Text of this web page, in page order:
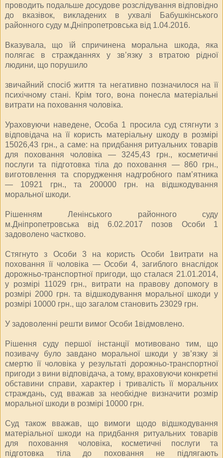
проводить подальше досудове розслідування відповідно
до вказівок, викладених в ухвалі Бабушкінського
районного суду м.Дніпропетровська від 1.04.2016.
Вказувала, що їй спричинена моральна шкода, яка
полягає в стражданнях у зв’язку з втратою рідної
людини, що порушило
звичайний спосіб життя та негативно позначилося на її
психічному стані. Крім того, вона понесла матеріальні
витрати на поховання чоловіка.
Ураховуючи наведене, Особа 1 просила суд стягнути з
відповідача на її користь матеріальну шкоду в розмірі
15026,43 грн., а саме: на придбання ритуальних товарів
для поховання чоловіка — 3245,43 грн., косметичні
послуги та підготовка тіла до поховання — 860 грн.,
виготовлення та спорудження надгробного пам’ятника
— 10921 грн., та 200000 грн. на відшкодування
моральної шкоди.
Рішенням Ленінського районного суду
м.Дніпропетровська від 6.02.2017 позов Особи 1
задоволено частково.
Стягнуто з Особи 3 на користь Особи 1витрати на
поховання її чоловіка — Особи 4, загиблого внаслідок
дорожньо-транспортної пригоди, що сталася 21.01.2014,
у розмірі 11029 грн., витрати на правову допомогу в
розмірі 2000 грн. та відшкодування моральної шкоди у
розмірі 10000 грн., що загалом становить 23029 грн.
У задоволенні решти вимог Особи 1відмовлено.
Рішення суду першої інстанції мотивовано тим, що
позивачу було завдано моральної шкоди у зв’язку зі
смертю її чоловіка у результаті дорожньо-транспортної
пригоди з вини відповідача, а тому, враховуючи конкретні
обставини справи, характер і тривалість її моральних
страждань, суд вважав за необхідне визначити розмір
моральної шкоди в розмірі 10000 грн.
Суд також вважав, що вимоги щодо відшкодування
матеріальної шкоди на придбання ритуальних товарів
для поховання чоловіка, косметичні послуги та
підготовка тіла до поховання не підлягають